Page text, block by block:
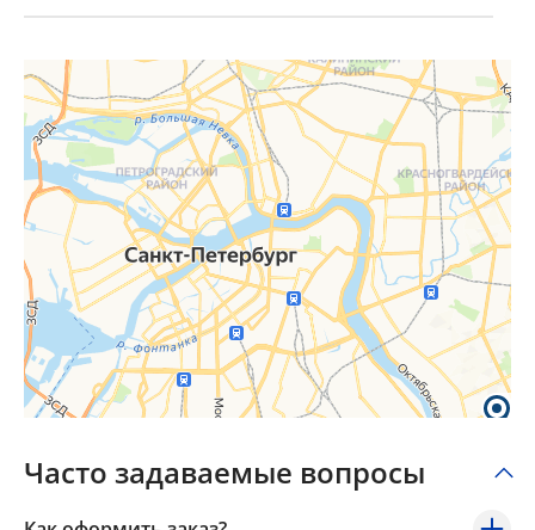
Часто задаваемые вопросы